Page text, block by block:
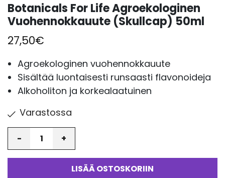
Botanicals For Life Agroekologinen
Vuohennokkauute (Skullcap) 50ml
27,50€
Agroekologinen vuohennokkauute
Sisältää luontaisesti runsaasti flavonoideja
Alkoholiton ja korkealaatuinen
Varastossa
LISÄÄ OSTOSKORIIN